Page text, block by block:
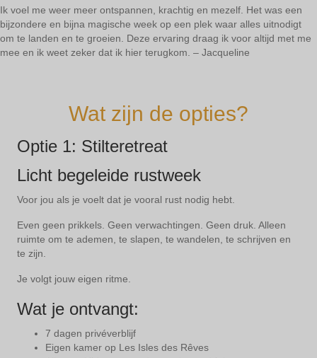
Ik voel me weer meer ontspannen, krachtig en mezelf. Het was een
bijzondere en bijna magische week op een plek waar alles uitnodigt
om te landen en te groeien. Deze ervaring draag ik voor altijd met me
mee en ik weet zeker dat ik hier terugkom. – Jacqueline
Wat zijn de opties?
Optie 1: Stilteretreat
Licht begeleide rustweek
Voor jou als je voelt dat je vooral rust nodig hebt.
Even geen prikkels. Geen verwachtingen. Geen druk. Alleen
ruimte om te ademen, te slapen, te wandelen, te schrijven en
te zijn.
Je volgt jouw eigen ritme.
Wat je ontvangt:
7 dagen privéverblijf
Eigen kamer op Les Isles des Rêves